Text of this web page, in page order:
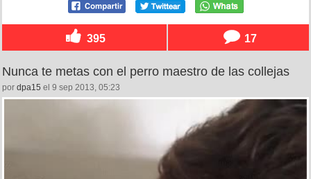
395 17
Nunca te metas con el perro maestro de las collejas
por dpa15 el 9 sep 2013, 05:23